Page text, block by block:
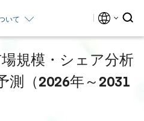
いて
規模・シェア分析
測（2026年～2031